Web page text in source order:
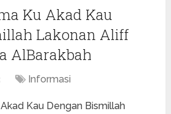
Ku Akad Kau
Lakonan Aliff
AlBarakbah
Informasi
Kau Dengan Bismillah